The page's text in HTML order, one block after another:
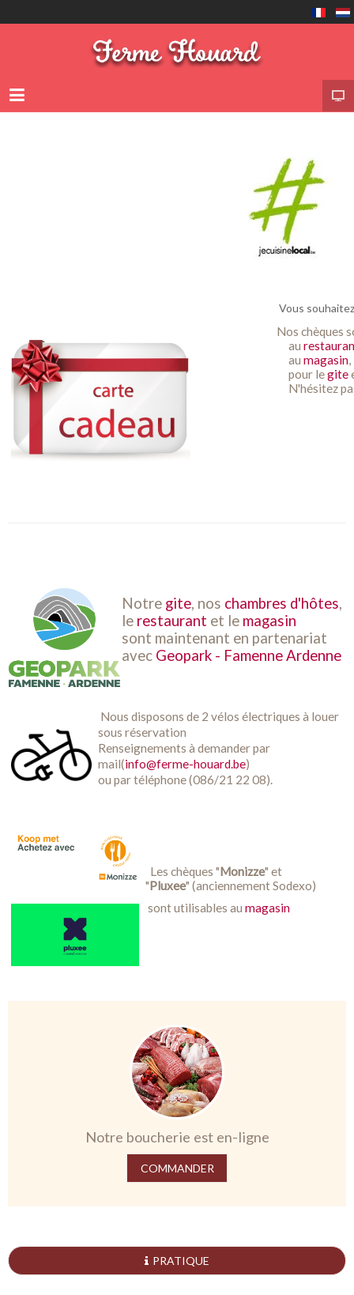
Vous
Nos chèques
au
au magasin,
pour legite
N'hésitez
Notre gite, nos chambres d'hôtes,
le restaurant et le magasin
sont maintenant en partenariat
avec Geopark - Famenne Ardenne
Nous disposons de 2 vélos électriques à louer
sous réservation
Renseignements à demander par
mail(info@ferme-houard.be)
ou par téléphone (086/21 22 08).
Les chèques "Monizze" et
"Pluxee" (anciennement Sodexo)
sont utilisables au magasin
Notre boucherie est en-ligne
COMMANDER
PRATIQUE